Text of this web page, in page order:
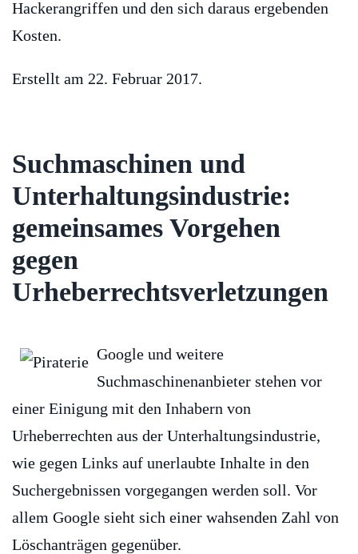
Hackerangriffen und den sich daraus ergebenden
Kosten.
Erstellt am 22. Februar 2017.
Suchmaschinen und
Unterhaltungsindustrie:
gemeinsames Vorgehen
gegen
Urheberrechtsverletzungen
Google und weitere
Suchmaschinenanbieter stehen vor
einer Einigung mit den Inhabern von
Urheberrechten aus der Unterhaltungsindustrie,
wie gegen Links auf unerlaubte Inhalte in den
Suchergebnissen vorgegangen werden soll. Vor
allem Google sieht sich einer wahsenden Zahl von
Löschanträgen gegenüber.